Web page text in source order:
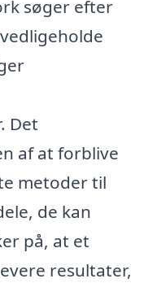
søger efter
Det
af at forblive
metoder til
de kan
på, at et
resultater,